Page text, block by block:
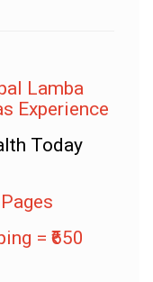
Lamba
Experience
Today
= ₹650